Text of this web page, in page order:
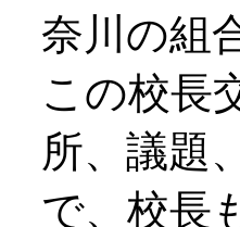
奈川の組
この校長
所、議題
で、校長